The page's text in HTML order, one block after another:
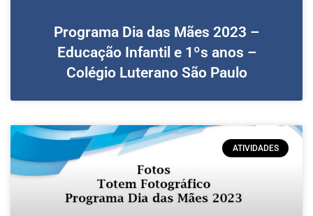
Programa Dia das Mães 2023 –
Educação Infantil e 1ºs anos –
Colégio Luterano São Paulo
ATIVIDADES